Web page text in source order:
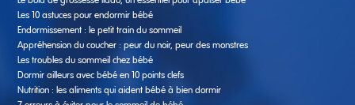
Les 10 astuces pour endormir bébé
Endormissement : le petit train du sommeil
Appréhension du coucher : peur du noir, peur des monstres
Les troubles du sommeil chez bébé
Dormir ailleurs avec bébé en 10 points clefs
Nutrition : les aliments qui aident bébé à bien dormir